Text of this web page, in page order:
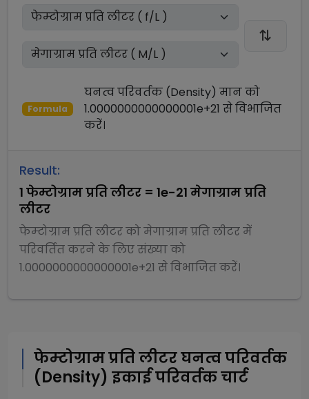
Formula
घनत्व परिवर्तक (Density) मान को
1.0000000000000001e+21 सेविभाजित
करें।
Result:
1 फेम्टोग्राम प्रति लीटर = 1e-21 मेगाग्राम प्रति
लीटर
फेम्टोग्राम प्रति लीटरकोमेगाग्राम प्रति लीटरमें
परिवर्तित करने के लिए संख्या को
1.0000000000000001e+21 सेविभाजितकरें।
फेम्टोग्राम प्रति लीटरघनत्व परिवर्तक
(Density) इकाई परिवर्तक चार्ट